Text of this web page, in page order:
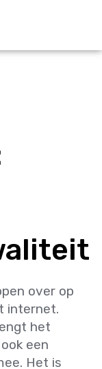
over op
internet.
het
ook een
Het is